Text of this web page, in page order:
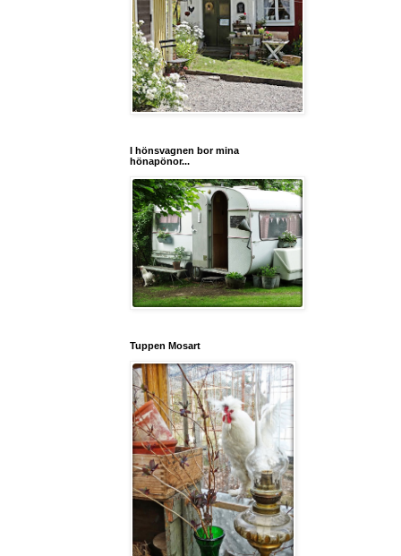
I hönsvagnen bor mina
hönapönor...
Tuppen Mosart